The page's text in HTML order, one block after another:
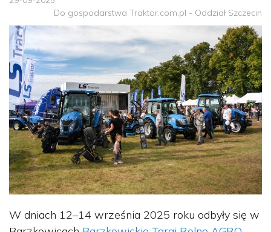
Do gospodarstwa Traktor.com.pl - Oddział Szczecin
W dniach 12–14 września 2025 roku odbyły się w